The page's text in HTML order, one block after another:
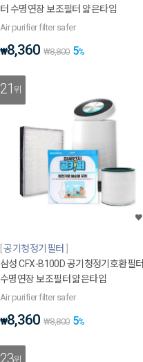
터 수명연장 보조필터 얇은타입
Air purifier filter safer
₩8,360 ₩8,800 5%
21위
공기청정기필터
삼성 CFX-B100D 공기청정기호환필터
수명연장 보조필터 얇은타입
Air purifier filter safer
₩8,360 ₩8,800 5%
23위